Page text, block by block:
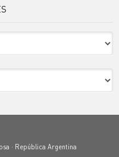
· República Argentina